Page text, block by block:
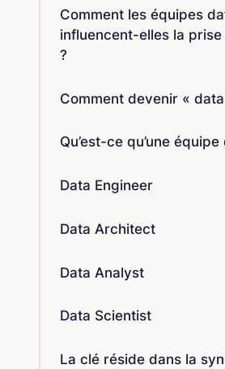
Comment les équipes
influencent-elles la
?
Comment devenir «
Qu’est-ce qu’une équipe
Data Engineer
Data Architect
Data Analyst
Data Scientist
La clé réside dans la